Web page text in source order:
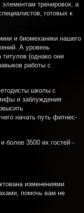
тренировок, а
готовых к
и биомеханики нашего
А уровень
(однако они
работы с
школы с
и заблуждения
начать путь фитнес-
более 3500 их гостей -
изменениями
помочь вам не